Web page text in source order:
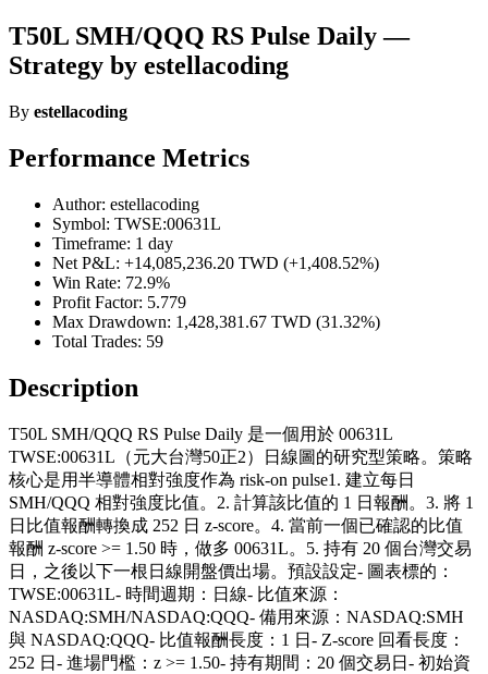
T50L SMH/QQQ RS Pulse Daily —
Strategy by estellacoding
By estellacoding
Performance Metrics
Author: estellacoding
Symbol: TWSE:00631L
Timeframe: 1 day
Net P&L: +14,085,236.20 TWD (+1,408.52%)
Win Rate: 72.9%
Profit Factor: 5.779
Max Drawdown: 1,428,381.67 TWD (31.32%)
Total Trades: 59
Description
T50L SMH/QQQ RS Pulse Daily 是一個用於 00631L
TWSE:00631L（元大台灣50正2）日線圖的研究型策略。策略
核心是用半導體相對強度作為 risk-on pulse1. 建立每日
SMH/QQQ 相對強度比值。2. 計算該比值的 1 日報酬。3. 將 1
日比值報酬轉換成 252 日 z-score。4. 當前一個已確認的比值
報酬 z-score >= 1.50 時，做多 00631L。5. 持有 20 個台灣交易
日，之後以下一根日線開盤價出場。預設設定- 圖表標的：
TWSE:00631L- 時間週期：日線- 比值來源：
NASDAQ:SMH/NASDAQ:QQQ- 備用來源：NASDAQ:SMH
與 NASDAQ:QQQ- 比值報酬長度：1 日- Z-score 回看長度：
252 日- 進場門檻：z >= 1.50- 持有期間：20 個交易日- 初始資